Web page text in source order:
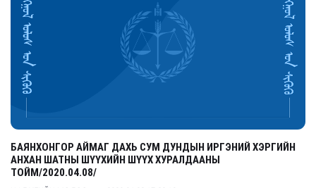
БАЯНХОНГОР АЙМАГ ДАХЬ СУМ ДУНДЫН ИРГЭНИЙ ХЭРГИЙН
АНХАН ШАТНЫ ШҮҮХИЙН ШҮҮХ ХУРАЛДААНЫ
ТОЙМ/2020.04.08/